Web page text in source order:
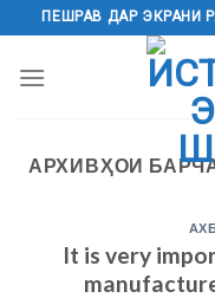
мундариҷа
гузаред
ПЕШРАВ ДАР
АРХИВҲОИ
It is very